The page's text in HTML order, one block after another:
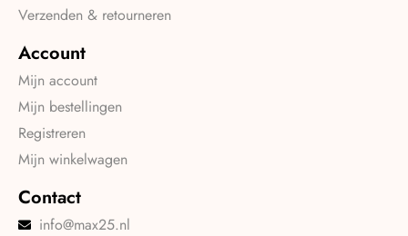
Verzenden & retourneren
Account
Mijn account
Mijn bestellingen
Registreren
Mijn winkelwagen
Contact
info@max25.nl